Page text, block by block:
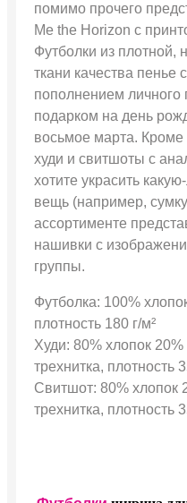
помимо прочего
Me the Horizon с
Футболки из плотной,
ткани качества пенье
пополнением личного
подарком на день
восьмое марта. Кроме
худи и свитшоты с
хотите украсить
вещь (например,
ассортименте
нашивки с
группы.
Футболка: 100%
плотность 180 г/м²
Худи: 80% хлопок
трехнитка, плотность
Свитшот: 80% хлопок
трехнитка, плотность